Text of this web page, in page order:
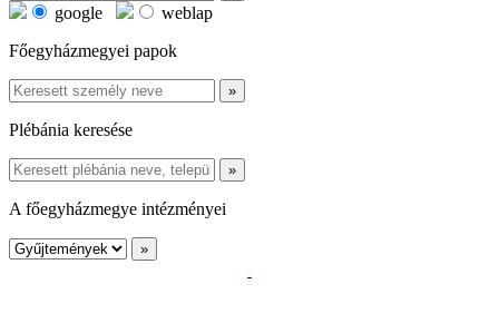
google
weblap
Főegyházmegyei papok
Plébánia keresése
A főegyházmegye intézményei